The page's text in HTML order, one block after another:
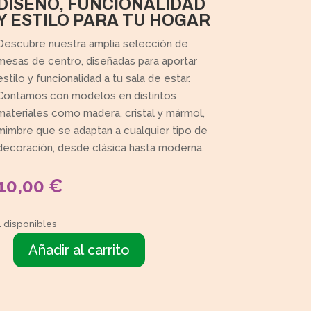
FUNCIONALIDAD
ESTILO PARA TU HOGAR
nuestra amplia selección de
de centro, diseñadas para aportar
y funcionalidad a tu sala de estar.
con modelos en distintos
como madera, cristal y mármol,
que se adaptan a cualquier tipo de
desde clásica hasta moderna.
€
disponibles
Añadir al carrito